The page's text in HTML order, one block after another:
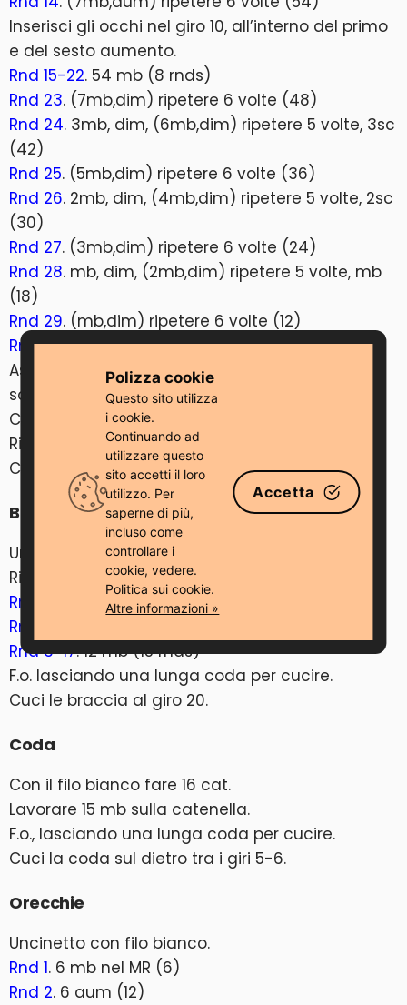
Inserisci gli occhi nel giro 10, all’interno del primo
e del sesto aumento.
Rnd 15-22. 54 mb (8 rnds)
Rnd 23. (7mb,dim) ripetere 6 volte (48)
Rnd 24. 3mb, dim, (6mb,dim) ripetere 5 volte, 3sc
(42)
Rnd 25. (5mb,dim) ripetere 6 volte (36)
Rnd 26. 2mb, dim, (4mb,dim) ripetere 5 volte, 2sc
(30)
Rnd 27. (3mb,dim) ripetere 6 volte (24)
Rnd 28. mb, dim, (2mb,dim) ripetere 5 volte, mb
(18)
Rnd 29. (mb,dim) ripetere 6 volte (12)
Rnd 30. 6 dim (6)
Assicurarsi che la testa sia ben riempita,
soprattutto nel muso.
Chiudi l’apertura e nascondi il filo all’interno.
Ricama le sopracciglia tra i giri 10-11.
Cucire la testa al corpo tra i giri 10-18.
Braccia
Uncinetto con filo bianco.
Riempi a metà.
Rnd 1
. 6 mb nel MR (6)
Rnd 2
Rnd 3-17. 12 mb (15 rnds)
F.o. lasciando una lunga coda per cucire.
Cuci le braccia al giro 20.
Coda
Con il filo bianco fare 16 cat.
Lavorare 15 mb sulla catenella.
F.o., lasciando una lunga coda per cucire.
Cuci la coda sul dietro tra i giri 5-6.
Orecchie
Uncinetto con filo bianco.
Rnd 1. 6 mb nel MR (6)
Rnd 2. 6 aum (12)
Polizza cookie
Questo sito utilizza
i cookie.
Continuando ad
utilizzare questo
sito accetti il ​​loro
utilizzo. Per
saperne di più,
incluso come
controllare i
cookie, vedere.
Politica sui cookie.
Altre informazioni »
Accetta